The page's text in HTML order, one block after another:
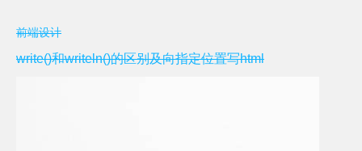
前端设计
write()和writeln()的区别及向指定位置写html